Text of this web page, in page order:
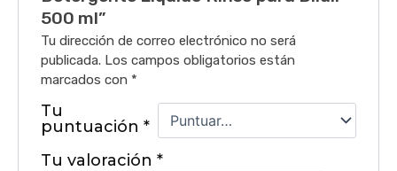
500 ml”
Tu dirección de correo electrónico no será
publicada. Los campos obligatorios están
marcados con *
Tu
puntuación*
Tu valoración*